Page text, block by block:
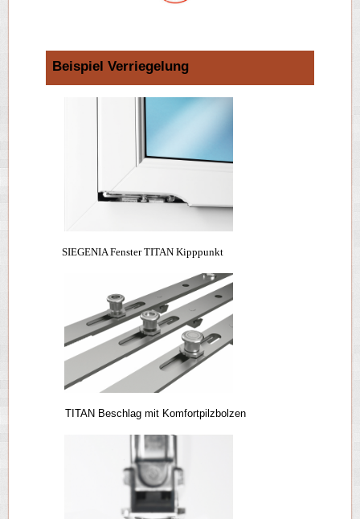
Beispiel Verriegelung
SIEGENIA Fenster TITAN Kipppunkt
TITAN Beschlag mit Komfortpilzbolzen